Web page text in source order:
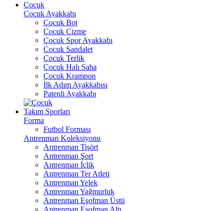
Çocuk
Çocuk Ayakkabı
Çocuk Bot
Çocuk Çizme
Çocuk Spor Ayakkabı
Çocuk Sandalet
Çocuk Terlik
Çocuk Halı Saha
Çocuk Krampon
İlk Adım Ayakkabısı
Patenli Ayakkabı
Takım Sporları
Forma
Futbol Forması
Antrenman Koleksiyonu
Antrenman Tişört
Antrenman Şort
Antrenman İçlik
Antrenman Ter Atleti
Antrenman Yelek
Antrenman Yağmurluk
Antrenman Eşofman Üstü
Antrenman Eşofman Altı